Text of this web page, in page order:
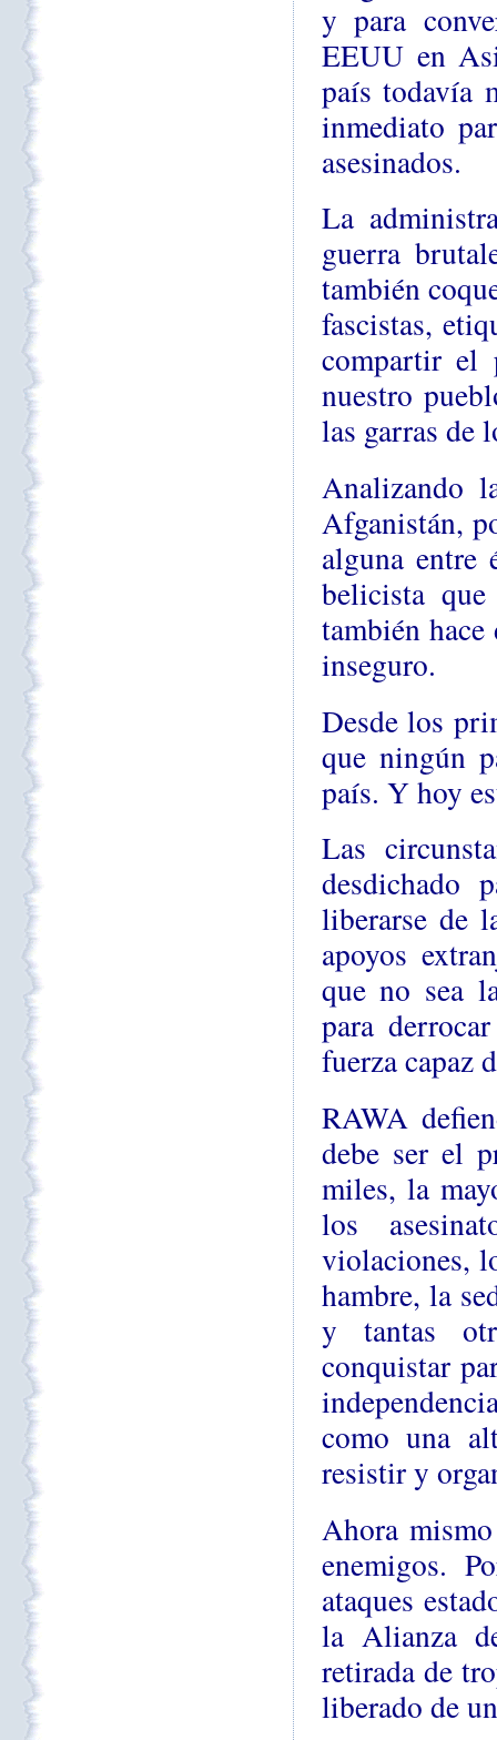
y para
EEUU en
país todavía
inmediato
asesinados.
La
guerra
también
fascistas,
compartir el
nuestro
las garras de
Analizando
Afganistán,
alguna
belicista
también
inseguro.
Desde los
que ningún
país. Y hoy
Las
desdichado
liberarse de
apoyos
que no sea
para
fuerza capaz
RAWA
debe ser el
miles, la
los
violaciones,
hambre, la
y tantas
conquistar
como una
resistir y
Ahora
enemigos.
ataques
la Alianza
retirada de
liberado de